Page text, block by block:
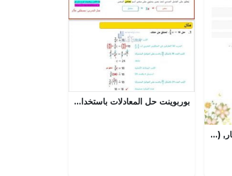
ورقة عمل درس حكم الإظهار, (تربية اسلامية) السابع
بوربوينت حل المعادلات باستخدام المعاملات النسبية, (رياضيات) الثامن